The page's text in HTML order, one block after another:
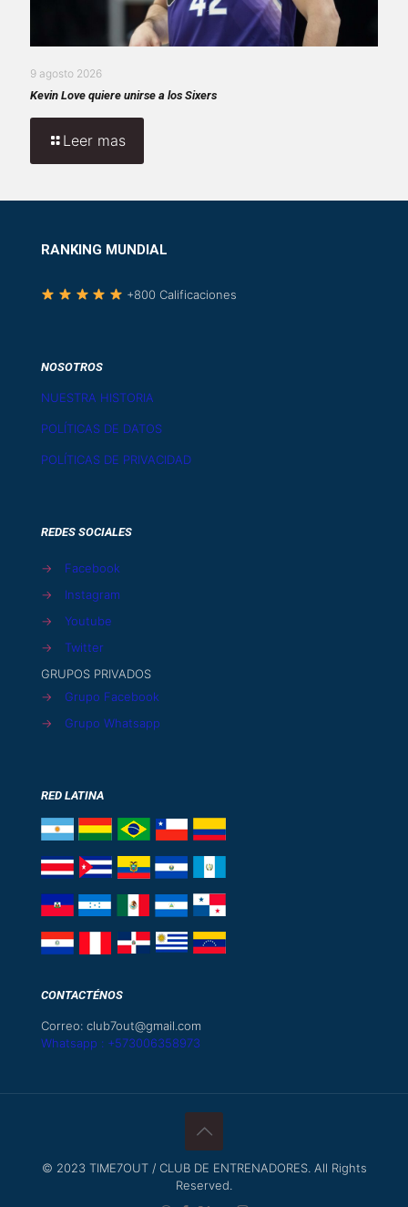
9 agosto 2026
Kevin Love quiere unirse a los Sixers
Leer mas
RANKING MUNDIAL
+800 Calificaciones
NOSOTROS
NUESTRA HISTORIA
POLÍTICAS DE DATOS
POLÍTICAS DE PRIVACIDAD
REDES SOCIALES
→
Facebook
→
Instagram
→
Youtube
→
Twitter
GRUPOS PRIVADOS
→
Grupo Facebook
→
Grupo Whatsapp
RED LATINA
CONTACTÉNOS
Correo: club7out@gmail.com
Whatsapp : +573006358973
© 2023 TIME7OUT / CLUB DE ENTRENADORES. All Rights
Reserved.